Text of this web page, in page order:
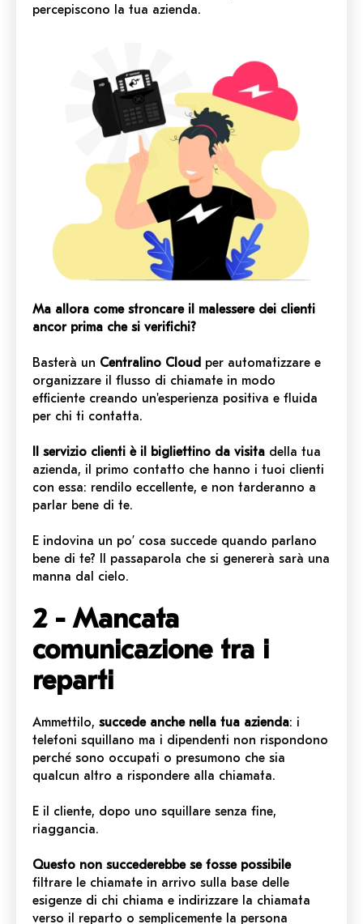
percepiscono la tua azienda.
Ma allora come stroncare il malessere dei clienti
ancor prima che si verifichi?
Basterà un Centralino Cloud per automatizzare e
organizzare il flusso di chiamate in modo
efficiente creando un'esperienza positiva e fluida
per chi ti contatta.
Il servizio clienti è il bigliettino da visita della tua
azienda, il primo contatto che hanno i tuoi clienti
con essa: rendilo eccellente, e non tarderanno a
parlar bene di te.
E indovina un po’ cosa succede quando parlano
bene di te? Il passaparola che si genererà sarà una
manna dal cielo.
2 - Mancata
comunicazione tra i
reparti
Ammettilo, succede anche nella tua azienda: i
telefoni squillano ma i dipendenti non rispondono
perché sono occupati o presumono che sia
qualcun altro a rispondere alla chiamata.
E il cliente, dopo uno squillare senza fine,
riaggancia.
Questo non succederebbe se fosse possibile
filtrare le chiamate in arrivo sulla base delle
esigenze di chi chiama e indirizzare la chiamata
verso il reparto o semplicemente la persona